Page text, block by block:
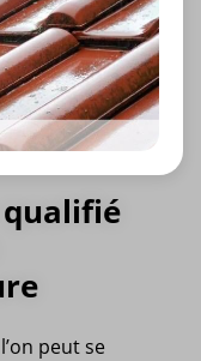
peut se